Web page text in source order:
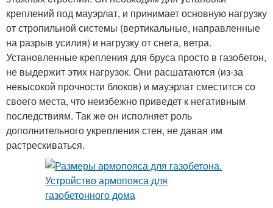
креплений под мауэрлат, и принимает основную нагрузку
от стропильной системы (вертикальные, направленные
на разрыв усилия) и нагрузку от снега, ветра.
Установленные крепления для бруса просто в газобетон,
не выдержит этих нагрузок. Они расшатаются (из-за
невысокой прочности блоков) и мауэрлат сместится со
своего места, что неизбежно приведет к негативным
последствиям. Так же он исполняет роль
дополнительного укрепления стен, не давая им
растрескиваться.